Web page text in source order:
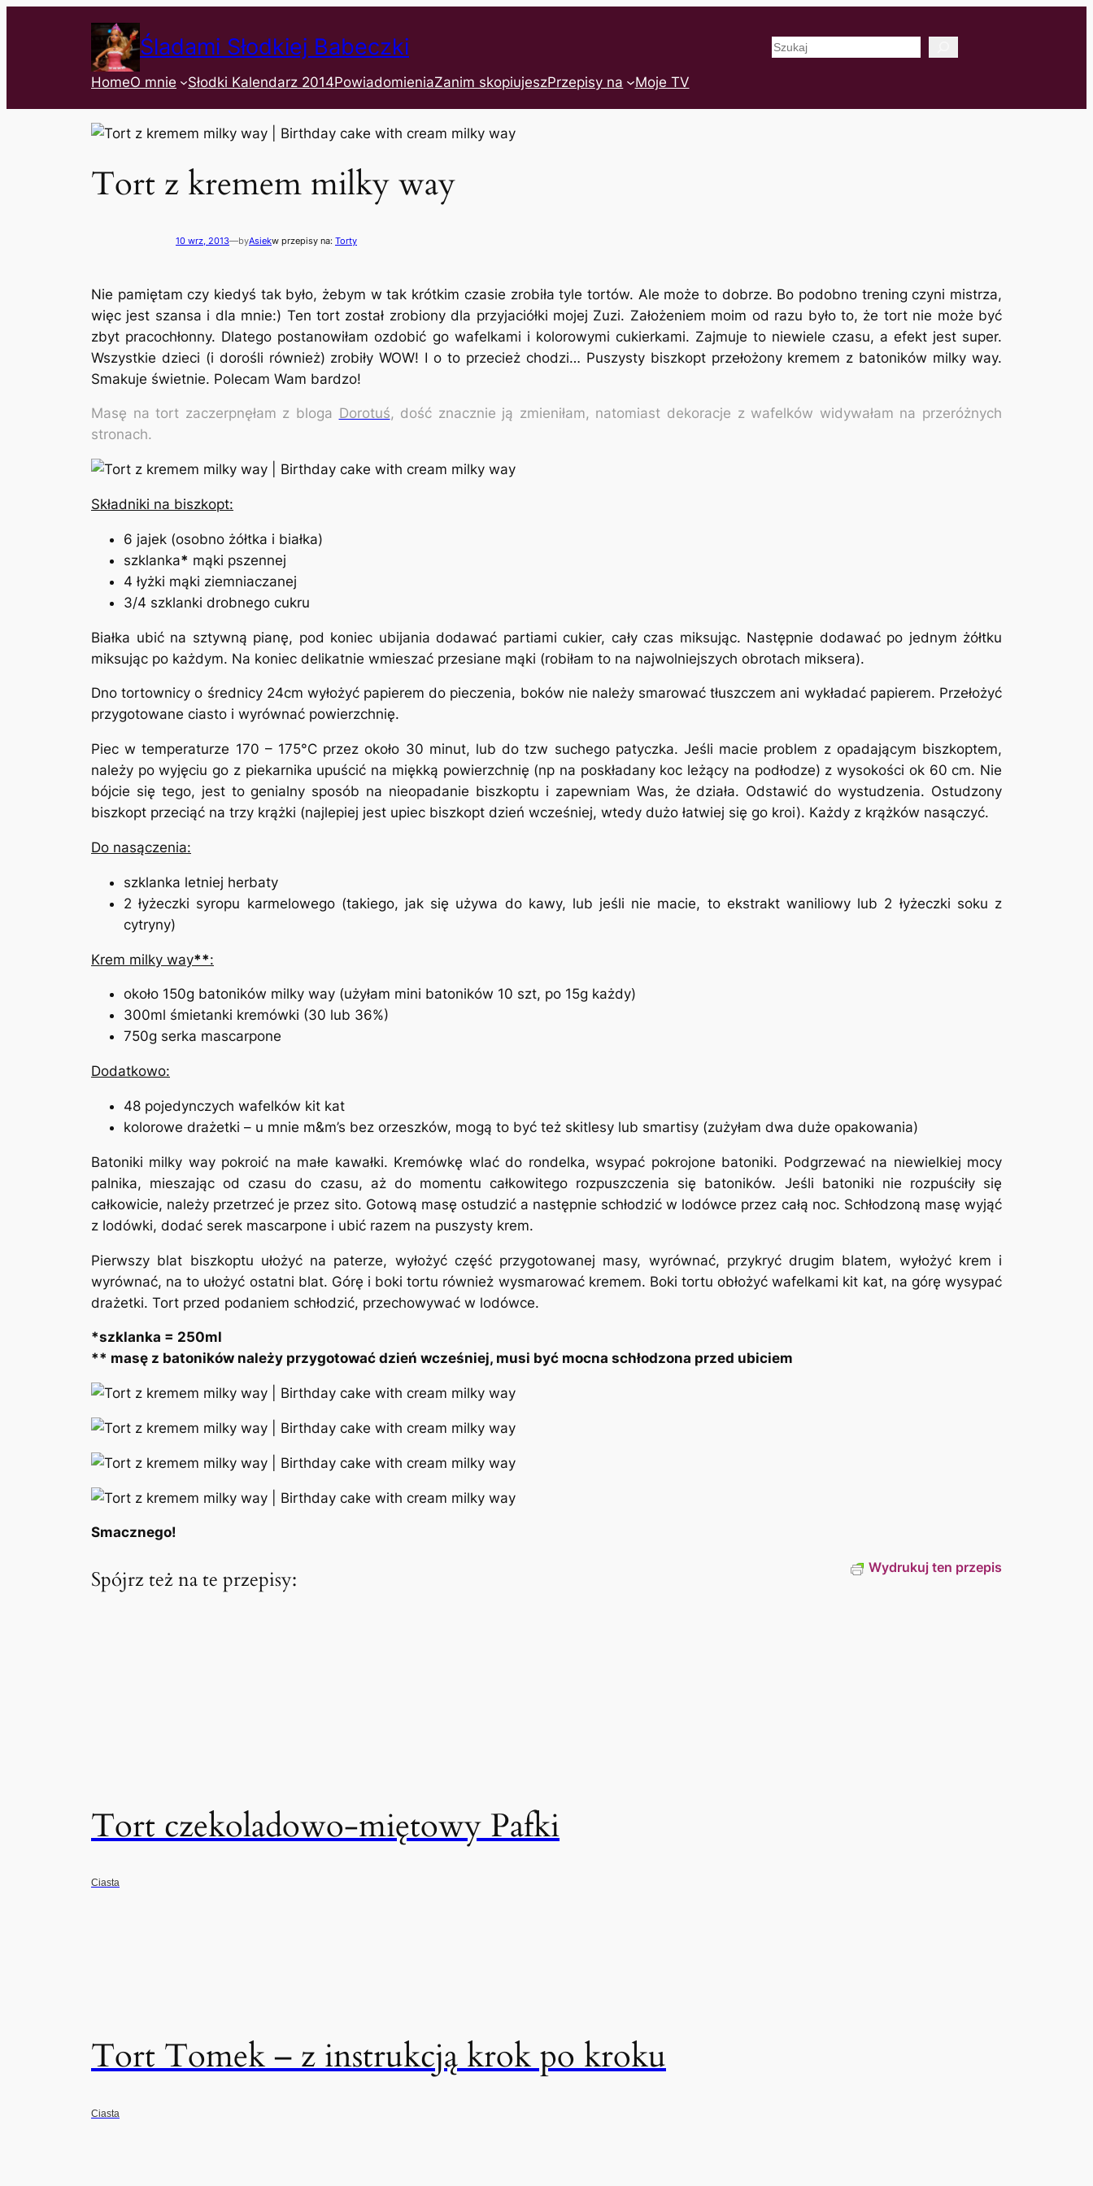
Śladami Słodkiej Babeczki Szukaj
HomeO mnie Słodki Kalendarz 2014PowiadomieniaZanim skopiujeszPrzepisy na Moje TV
Tort z kremem milky way
10 wrz, 2013—byAsiekw przepisy na: Torty
Nie pamiętam czy kiedyś tak było, żebym w tak krótkim czasie zrobiła tyle tortów. Ale może to dobrze. Bo podobno trening czyni mistrza,
więc jest szansa i dla mnie:) Ten tort został zrobiony dla przyjaciółki mojej Zuzi. Założeniem moim od razu było to, że tort nie może być
zbyt pracochłonny. Dlatego postanowiłam ozdobić go wafelkami i kolorowymi cukierkami. Zajmuje to niewiele czasu, a efekt jest super.
Wszystkie dzieci (i dorośli również) zrobiły WOW! I o to przecież chodzi… Puszysty biszkopt przełożony kremem z batoników milky way.
Smakuje świetnie. Polecam Wam bardzo!
Masę na tort zaczerpnęłam z bloga Dorotuś, dość znacznie ją zmieniłam, natomiast dekoracje z wafelków widywałam na przeróżnych
stronach.
Składniki na biszkopt:
6 jajek (osobno żółtka i białka)
szklanka* mąki pszennej
4 łyżki mąki ziemniaczanej
3/4 szklanki drobnego cukru
Białka ubić na sztywną pianę, pod koniec ubijania dodawać partiami cukier, cały czas miksując. Następnie dodawać po jednym żółtku
miksując po każdym. Na koniec delikatnie wmieszać przesiane mąki (robiłam to na najwolniejszych obrotach miksera).
Dno tortownicy o średnicy 24cm wyłożyć papierem do pieczenia, boków nie należy smarować tłuszczem ani wykładać papierem. Przełożyć
przygotowane ciasto i wyrównać powierzchnię.
Piec w temperaturze 170 – 175°C przez około 30 minut, lub do tzw suchego patyczka. Jeśli macie problem z opadającym biszkoptem,
należy po wyjęciu go z piekarnika upuścić na miękką powierzchnię (np na poskładany koc leżący na podłodze) z wysokości ok 60 cm. Nie
bójcie się tego, jest to genialny sposób na nieopadanie biszkoptu i zapewniam Was, że działa. Odstawić do wystudzenia. Ostudzony
biszkopt przeciąć na trzy krążki (najlepiej jest upiec biszkopt dzień wcześniej, wtedy dużo łatwiej się go kroi). Każdy z krążków nasączyć.
Do nasączenia:
szklanka letniej herbaty
2 łyżeczki syropu karmelowego (takiego, jak się używa do kawy, lub jeśli nie macie, to ekstrakt waniliowy lub 2 łyżeczki soku z
cytryny)
Krem milky way**:
około 150g batoników milky way (użyłam mini batoników 10 szt, po 15g każdy)
300ml śmietanki kremówki (30 lub 36%)
750g serka mascarpone
Dodatkowo:
48 pojedynczych wafelków kit kat
kolorowe drażetki – u mnie m&m’s bez orzeszków, mogą to być też skitlesy lub smartisy (zużyłam dwa duże opakowania)
Batoniki milky way pokroić na małe kawałki. Kremówkę wlać do rondelka, wsypać pokrojone batoniki. Podgrzewać na niewielkiej mocy
palnika, mieszając od czasu do czasu, aż do momentu całkowitego rozpuszczenia się batoników. Jeśli batoniki nie rozpuściły się
całkowicie, należy przetrzeć je przez sito. Gotową masę ostudzić a następnie schłodzić w lodówce przez całą noc. Schłodzoną masę wyjąć
z lodówki, dodać serek mascarpone i ubić razem na puszysty krem.
Pierwszy blat biszkoptu ułożyć na paterze, wyłożyć część przygotowanej masy, wyrównać, przykryć drugim blatem, wyłożyć krem i
wyrównać, na to ułożyć ostatni blat. Górę i boki tortu również wysmarować kremem. Boki tortu obłożyć wafelkami kit kat, na górę wysypać
drażetki. Tort przed podaniem schłodzić, przechowywać w lodówce.
*szklanka = 250ml
** masę z batoników należy przygotować dzień wcześniej, musi być mocna schłodzona przed ubiciem
Smacznego!
Wydrukuj ten przepis
Spójrz też na te przepisy:
Tort czekoladowo-miętowy Pafki
Ciasta
Tort Tomek – z instrukcją krok po kroku
Ciasta